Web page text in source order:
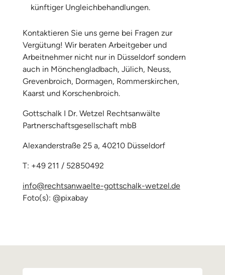
künftiger Ungleichbehandlungen.
Kontaktieren Sie uns gerne bei Fragen zur
Vergütung! Wir beraten Arbeitgeber und
Arbeitnehmer nicht nur in Düsseldorf sondern
auch in Mönchengladbach, Jülich, Neuss,
Grevenbroich, Dormagen, Rommerskirchen,
Kaarst und Korschenbroich.
Gottschalk I Dr. Wetzel Rechtsanwälte
Partnerschaftsgesellschaft mbB
Alexanderstraße 25 a, 40210 Düsseldorf
T: +49 211 / 52850492
info@rechtsanwaelte-gottschalk-wetzel.de
Foto(s): @pixabay